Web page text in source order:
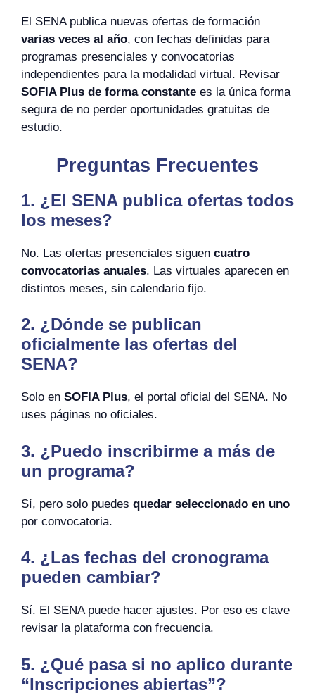
El SENA publica nuevas ofertas de formación
varias veces al año, con fechas definidas para
programas presenciales y convocatorias
independientes para la modalidad virtual. Revisar
SOFIA Plus de forma constante es la única forma
segura de no perder oportunidades gratuitas de
estudio.
Preguntas Frecuentes
1. ¿El SENA publica ofertas todos
los meses?
No. Las ofertas presenciales siguen cuatro
convocatorias anuales. Las virtuales aparecen en
distintos meses, sin calendario fijo.
2. ¿Dónde se publican
oficialmente las ofertas del
SENA?
Solo en SOFIA Plus, el portal oficial del SENA. No
uses páginas no oficiales.
3. ¿Puedo inscribirme a más de
un programa?
Sí, pero solo puedes quedar seleccionado en uno
por convocatoria.
4. ¿Las fechas del cronograma
pueden cambiar?
Sí. El SENA puede hacer ajustes. Por eso es clave
revisar la plataforma con frecuencia.
5. ¿Qué pasa si no aplico durante
“Inscripciones abiertas”?